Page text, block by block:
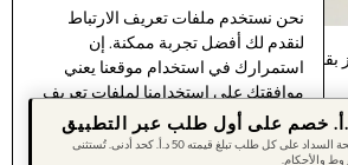
نحن نستخدم ملفات تعريف الارتباط
لنقدم لك أفضل تجربة ممكنة. إن
استمرارك في استخدام موقعنا يعني
موافقتك على استخدامنا لملفات تعريف
الارتباط.
اكتشف المزيدعن إدارة إعدادات ملفات
Hoodies &
بقصة
أزرق/إكرو مقلم - بلوزة بكُم طويل
ورقبة ملفوفة
كان JD 24
الآن JD 13
يُطبق العرض تلقائيًا في صفحة السداد على كل طلب تبلغ قيمته 50 د.أ. كحد أدنى. تُستثنى
والأحكام.